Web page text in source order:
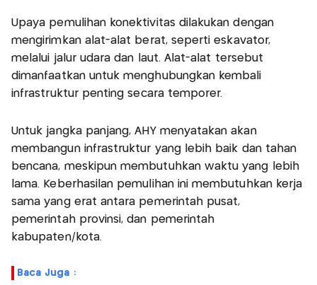
Upaya pemulihan konektivitas dilakukan dengan
mengirimkan alat-alat berat, seperti eskavator,
melalui jalur udara dan laut. Alat-alat tersebut
dimanfaatkan untuk menghubungkan kembali
infrastruktur penting secara temporer.
Untuk jangka panjang, AHY menyatakan akan
membangun infrastruktur yang lebih baik dan tahan
bencana, meskipun membutuhkan waktu yang lebih
lama. Keberhasilan pemulihan ini membutuhkan kerja
sama yang erat antara pemerintah pusat,
pemerintah provinsi, dan pemerintah
kabupaten/kota.
Baca Juga :